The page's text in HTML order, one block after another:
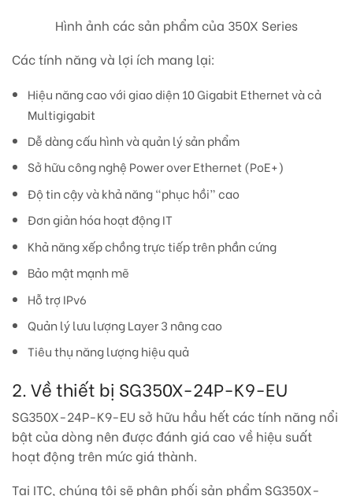
Hình ảnh các sản phẩm của 350X Series
Các tính năng và lợi ích mang lại:
Hiệu năng cao với giao diện 10 Gigabit Ethernet và cả
Multigigabit
Dễ dàng cấu hình và quản lý sản phẩm
Sở hữu công nghệ Power over Ethernet (PoE+)
Độ tin cậy và khả năng “phục hồi” cao
Đơn giản hóa hoạt động IT
Khả năng xếp chồng trực tiếp trên phần cứng
Bảo mật mạnh mẽ
Hỗ trợ IPv6
Quản lý lưu lượng Layer 3 nâng cao
Tiêu thụ năng lượng hiệu quả
2. Về thiết bị SG350X-24P-K9-EU
SG350X-24P-K9-EU sở hữu hầu hết các tính năng nổi
bật của dòng nên được đánh giá cao về hiệu suất
hoạt động trên mức giá thành.
Tại ITC, chúng tôi sẽ phân phối sản phẩm SG350X-